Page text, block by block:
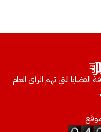
التي تهم الرأي العام